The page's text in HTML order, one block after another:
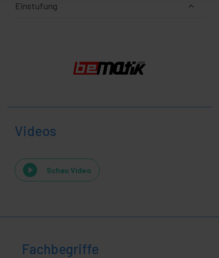
Einstufung
Videos
Schau Video
Fachbegriffe